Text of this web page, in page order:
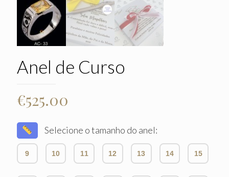
Anel de Curso
€525.00
Selecione o tamanho do anel:
9 10 11 12 13 14 15